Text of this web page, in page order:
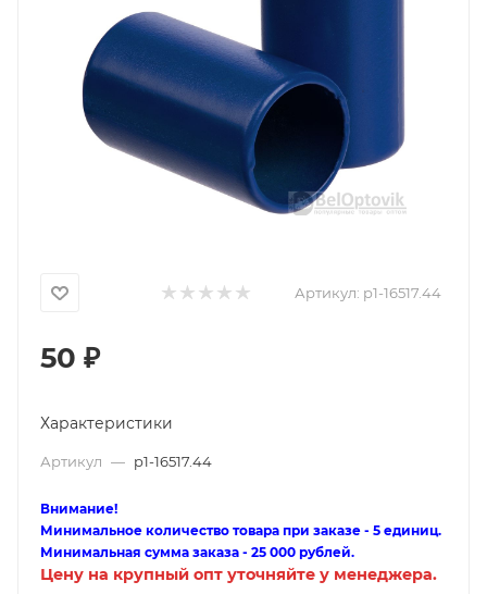
Артикул: p1-16517.44
50 ₽
Характеристики
Артикул — p1-16517.44
Внимание!
Минимальное количество товара при заказе - 5 единиц.
Минимальная сумма заказа - 25 000 рублей.
Цену на крупный опт уточняйте у менеджера.